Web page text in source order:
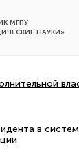
МГПУ
НАУКИ»
в